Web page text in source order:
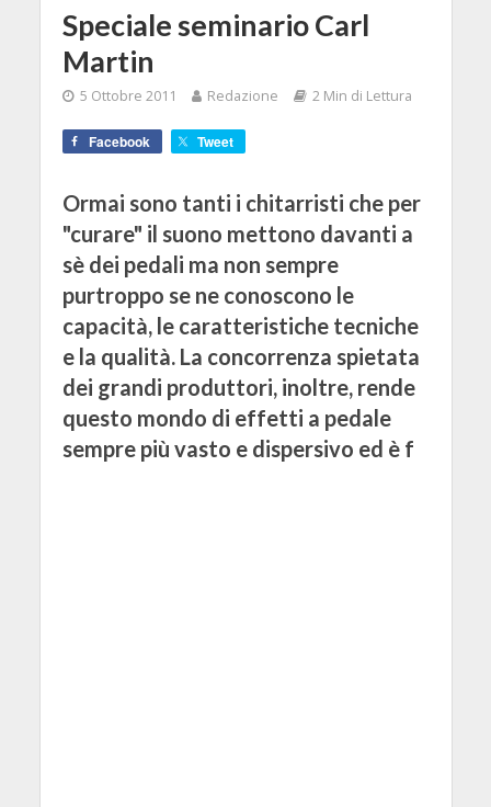
Speciale seminario Carl
Martin
5 Ottobre 2011 Redazione 2 Min di Lettura
Facebook Tweet
Ormai sono tanti i chitarristi che per
"curare" il suono mettono davanti a
sè dei pedali ma non sempre
purtroppo se ne conoscono le
capacità, le caratteristiche tecniche
e la qualità. La concorrenza spietata
dei grandi produttori, inoltre, rende
questo mondo di effetti a pedale
sempre più vasto e dispersivo ed è f